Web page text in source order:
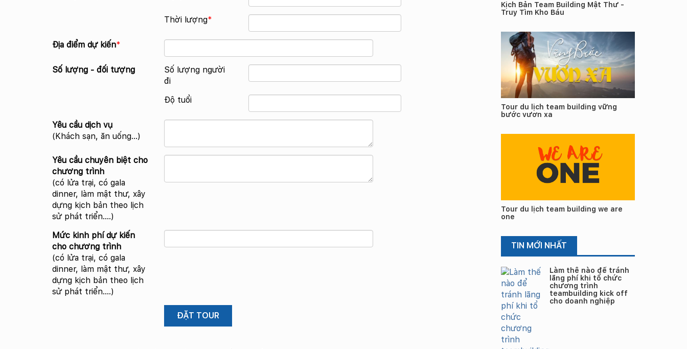
Thời lượng*
Địa điểm dự kiến*
Số lượng - đối tượng
Số lượng người
đi
Độ tuổi
Yêu cầu dịch vụ
(Khách sạn, ăn uống...)
Yêu cầu chuyên biệt cho
chương trình
(có lửa trại, có gala
dinner, làm mật thư, xây
dựng kịch bản theo lịch
sử phát triển….)
Mức kinh phí dự kiến
cho chương trình
(có lửa trại, có gala
dinner, làm mật thư, xây
dựng kịch bản theo lịch
sử phát triển….)
Kịch Bản Team Building Mật Thư -
Truy Tìm Kho Báu
Tour du lịch team building vững
bước vươn xa
Tour du lịch team building we are
one
TIN MỚI NHẤT
Làm thế nào để tránh
lãng phí khi tổ chức
chương trình
teambuilding kick off
cho doanh nghiệp